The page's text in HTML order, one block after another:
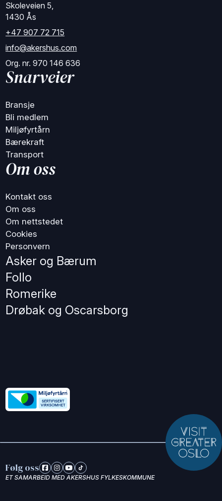
Skoleveien 5,
1430 Ås
+47 907 72 715
info@akershus.com
Org. nr. 970 146 636
Snarveier
Bransje
Bli medlem
Miljøfyrtårn
Bærekraft
Transport
Om oss
Kontakt oss
Om oss
Om nettstedet
Cookies
Personvern
Asker og Bærum
Follo
Romerike
Drøbak og Oscarsborg
Følg oss
ET SAMARBEID MED AKERSHUS FYLKESKOMMUNE